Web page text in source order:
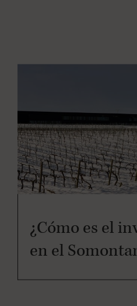
¿Cómo es el
en el